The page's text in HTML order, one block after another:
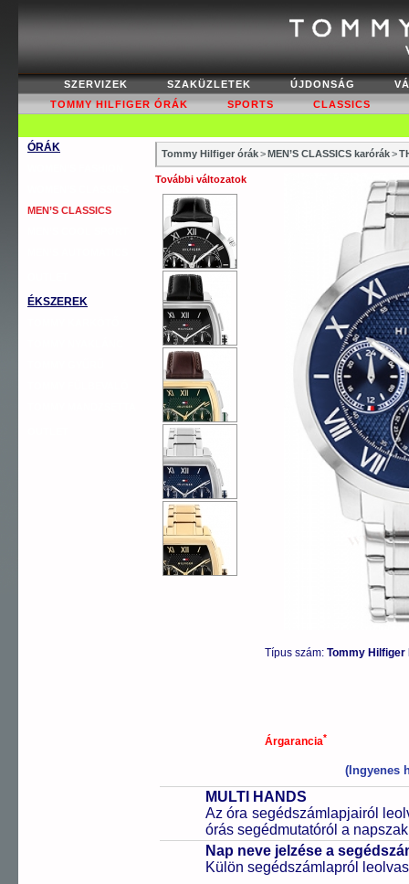
SZERVIZEK SZAKÜZLETEK ÚJDONSÁG
TOMMY HILFIGER ÓRÁK
SPORTS CLASSICS
ÓRÁK
MEN’S CLASSICS
ÉKSZEREK
Tommy Hilfiger órák>MEN’S CLASSICS karórák>
További változatok
Típus szám: Tommy Hilfiger
Árgarancia*
(Ingyenes
MULTI HANDS
Az óra segédszámlapjairól
órás segédmutatóról a
Nap neve jelzése a
Külön segédszámlapról